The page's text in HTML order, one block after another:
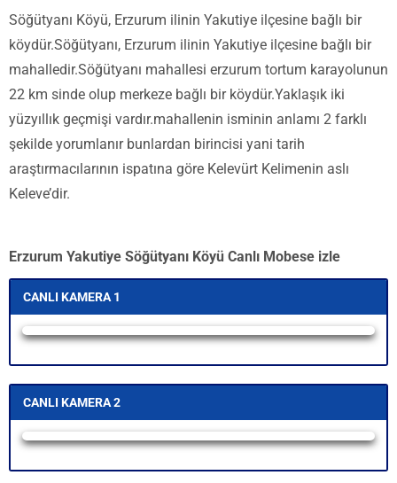
Söğütyanı Köyü, Erzurum ilinin Yakutiye ilçesine bağlı bir
köydür.Söğütyanı, Erzurum ilinin Yakutiye ilçesine bağlı bir
mahalledir.Söğütyanı mahallesi erzurum tortum karayolunun
22 km sinde olup merkeze bağlı bir köydür.Yaklaşık iki
yüzyıllık geçmişi vardır.mahallenin isminin anlamı 2 farklı
şekilde yorumlanır bunlardan birincisi yani tarih
araştırmacılarının ispatına göre Kelevürt Kelimenin aslı
Keleve’dir.
Erzurum Yakutiye Söğütyanı Köyü Canlı Mobese izle
CANLI KAMERA 1
Yayın Yükleniyor...
CANLI KAMERA 2
Yayın Yükleniyor...